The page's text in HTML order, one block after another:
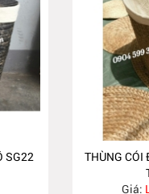
SG22
THÙNG CÓI
Giá: